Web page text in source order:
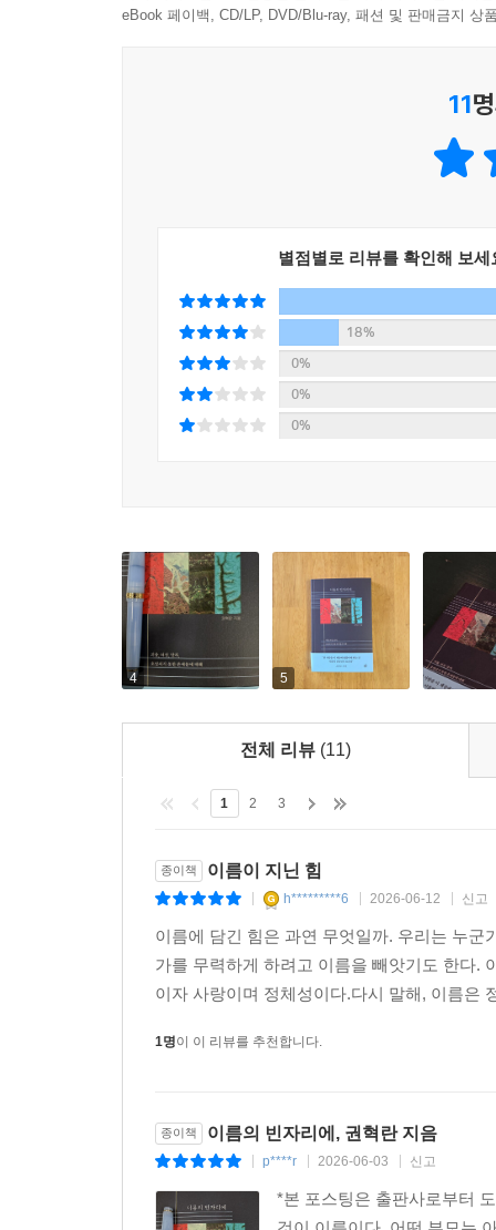
4부 ‘나의 이름, 나의 근원’에서는 이름에 깃든
리 랑그바드의 에세이 『그 여자는 화가 난다』
이름을 물려주지만 정작 아들은 그 이름을 벗어
기대를 헤아리며 한평생 크게 애정하지 않았던
자신의 이름으로 살아간다는 것이 어떤 의미인가
이름을 바꾼다면 개명이, 운명을 바꿔줄까? 맺
기억하고 새 이름으로 나를 알게 될 사람들이
되려는지. _185쪽
존재가 일치한 ‘나’로 살아갈 때 나 자신과도, 내
“한 사람을 이 세상에 발붙이게 하는, 이름의 점성”
우리를 구하는 호명의 관계학
심해지는 만큼 거꾸로 진정한 소통과 이해를
인공지능에게 마음을 털어놓고 위로와 응답을 구
오래된 갈망을 비춘다. 누군가에게 불리고, 기억
만들고 지우고 다시 태어나게 하는 자리다. 『이
닿게 만들까?’ ‘우리는 어떻게 삶을 붙들 수 있
eBook 페이백, CD/LP, DVD/Blu-ray, 패션 및 판매금지 상
11
별점별로 리뷰를 확인해 보세
18%
0%
0%
0%
4 5
전체 리뷰 (11)
1 2 3
종이책 이름이 지닌 힘
h*********6 2026-06-12 신고
이름에 담긴 힘은 과연 무엇일까. 우리는 누
가를 무력하게 하려고 이름을 빼앗기도 한다.
이자 사랑이며 정체성이다.다시 말해, 이름은
1명이 이 리뷰를 추천합니다.
종이책 이름의 빈자리에, 권혁란 지음
p****r 2026-06-03 신고
*본 포스팅은 출판사로부터